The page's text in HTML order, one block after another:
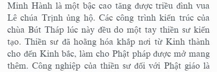
Minh Hành là một bậc cao tăng được triều đình vua
Lê chúa Trịnh ủng hộ. Các công trình kiến trúc của
chùa Bút Tháp lúc này đều do một tay thiền sư kiến
tạo. Thiền sư đã hoằng hóa khắp nơi từ Kinh thành
cho đến Kinh bắc, làm cho Phật pháp được mở mang
thêm. Công nghiệp của thiền sư đối với Phật giáo là